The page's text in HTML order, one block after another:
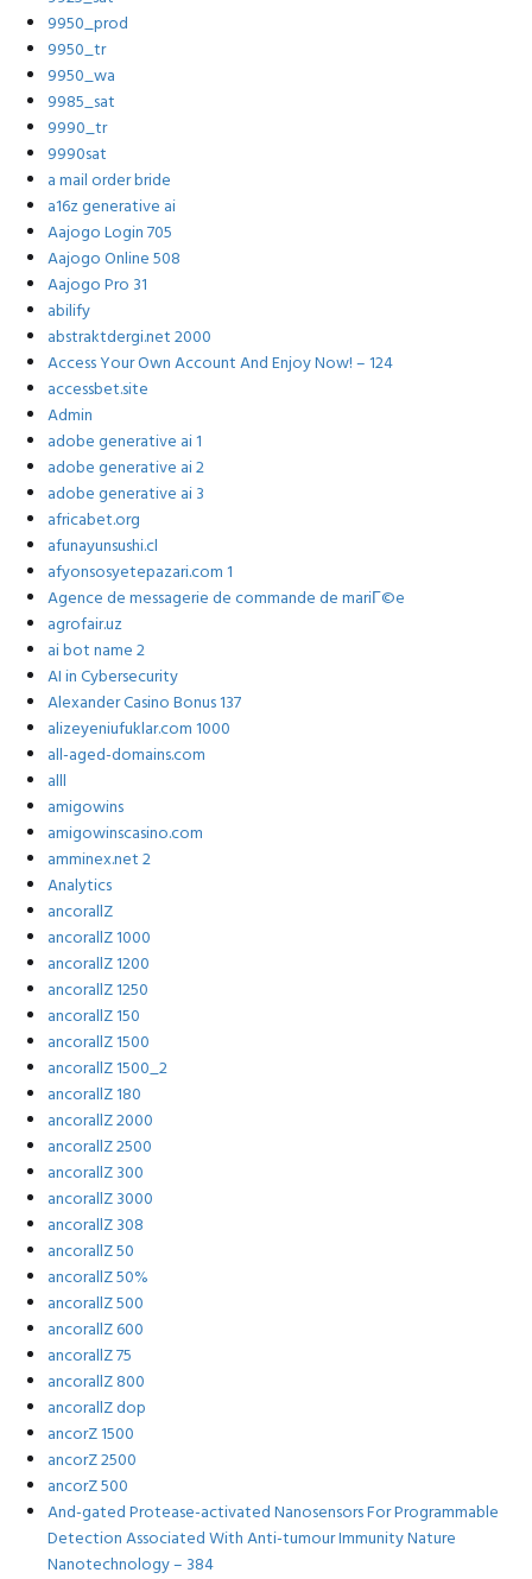
9950_prod
9950_tr
9950_wa
9985_sat
9990_tr
9990sat
a mail order bride
a16z generative ai
Aajogo Login 705
Aajogo Online 508
Aajogo Pro 31
abilify
abstraktdergi.net 2000
Access Your Own Account And Enjoy Now! – 124
accessbet.site
Admin
adobe generative ai 1
adobe generative ai 2
adobe generative ai 3
africabet.org
afunayunsushi.cl
afyonsosyetepazari.com 1
Agence de messagerie de commande de mariГ©e
agrofair.uz
ai bot name 2
AI in Cybersecurity
Alexander Casino Bonus 137
alizeyeniufuklar.com 1000
all-aged-domains.com
alll
amigowins
amigowinscasino.com
amminex.net 2
Analytics
ancorallZ
ancorallZ 1000
ancorallZ 1200
ancorallZ 1250
ancorallZ 150
ancorallZ 1500
ancorallZ 1500_2
ancorallZ 180
ancorallZ 2000
ancorallZ 2500
ancorallZ 300
ancorallZ 3000
ancorallZ 308
ancorallZ 50
ancorallZ 50%
ancorallZ 500
ancorallZ 600
ancorallZ 75
ancorallZ 800
ancorallZ dop
ancorZ 1500
ancorZ 2500
ancorZ 500
And-gated Protease-activated Nanosensors For Programmable
Detection Associated With Anti-tumour Immunity Nature
Nanotechnology – 384